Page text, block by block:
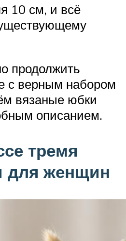
10 см, и всё
продолжить
с верным набором
вязаные юбки
описанием.
тремя
для женщин